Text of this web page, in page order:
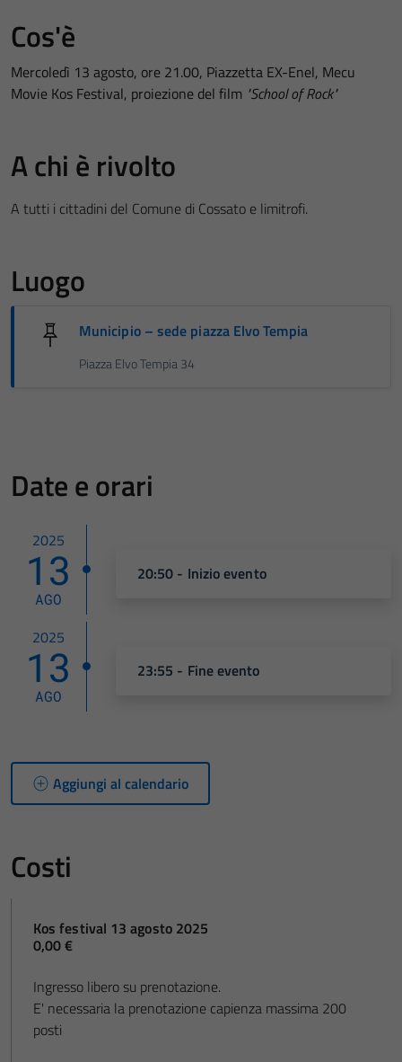
Cos'è
Mercoledì 13 agosto, ore 21.00, Piazzetta EX-Enel, Mecu
Movie Kos Festival, proiezione del film "School of Rock"
A chi è rivolto
A tutti i cittadini del Comune di Cossato e limitrofi.
Luogo
Municipio – sede piazza Elvo Tempia
Piazza Elvo Tempia 34
Date e orari
2025
13
AGO
20:50 - Inizio evento
2025
13
AGO
23:55 - Fine evento
Aggiungi al calendario
Costi
Kos festival 13 agosto 2025
0,00 €
Ingresso libero su prenotazione.
E' necessaria la prenotazione capienza massima 200
posti